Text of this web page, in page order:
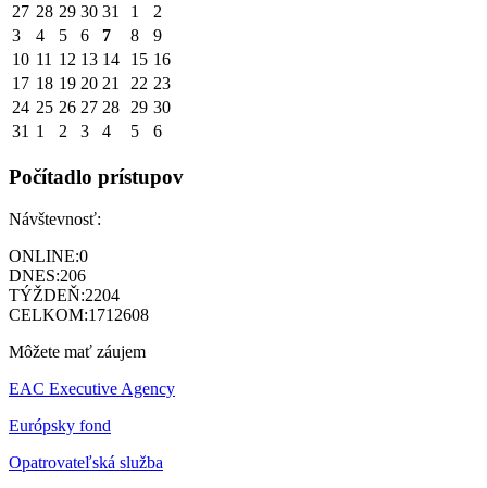
27 28 29 30 31 1
2
3
4 5 6 7 8
9
10 11 12 13 14 15 16
17 18 19 20 21 22 23
24 25 26 27 28 29 30
31 1 2 3 4 5 6
Počítadlo prístupov
Návštevnosť:
ONLINE:0
DNES:206
TÝŽDEŇ:2204
CELKOM:1712608
Môžete mať záujem
EAC Executive Agency
Európsky fond
Opatrovateľská služba